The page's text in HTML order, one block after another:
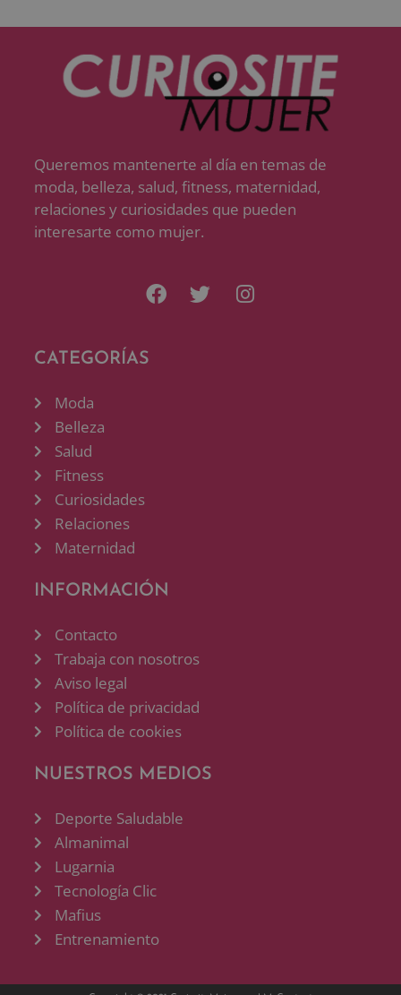
Queremos mantenerte al día en temas de
moda, belleza, salud, fitness, maternidad,
relaciones y curiosidades que pueden
interesarte como mujer.
CATEGORÍAS
Moda
Belleza
Salud
Fitness
Curiosidades
Relaciones
Maternidad
INFORMACIÓN
Contacto
Trabaja con nosotros
Aviso legal
Política de privacidad
Política de cookies
NUESTROS MEDIOS
Deporte Saludable
Almanimal
Lugarnia
Tecnología Clic
Mafius
Entrenamiento